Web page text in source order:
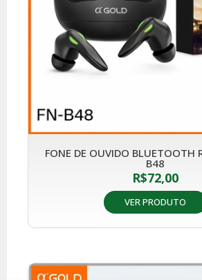
FONE DE OUVIDO BLUETOOTH
B48
R$72,00
VER PRODUTO